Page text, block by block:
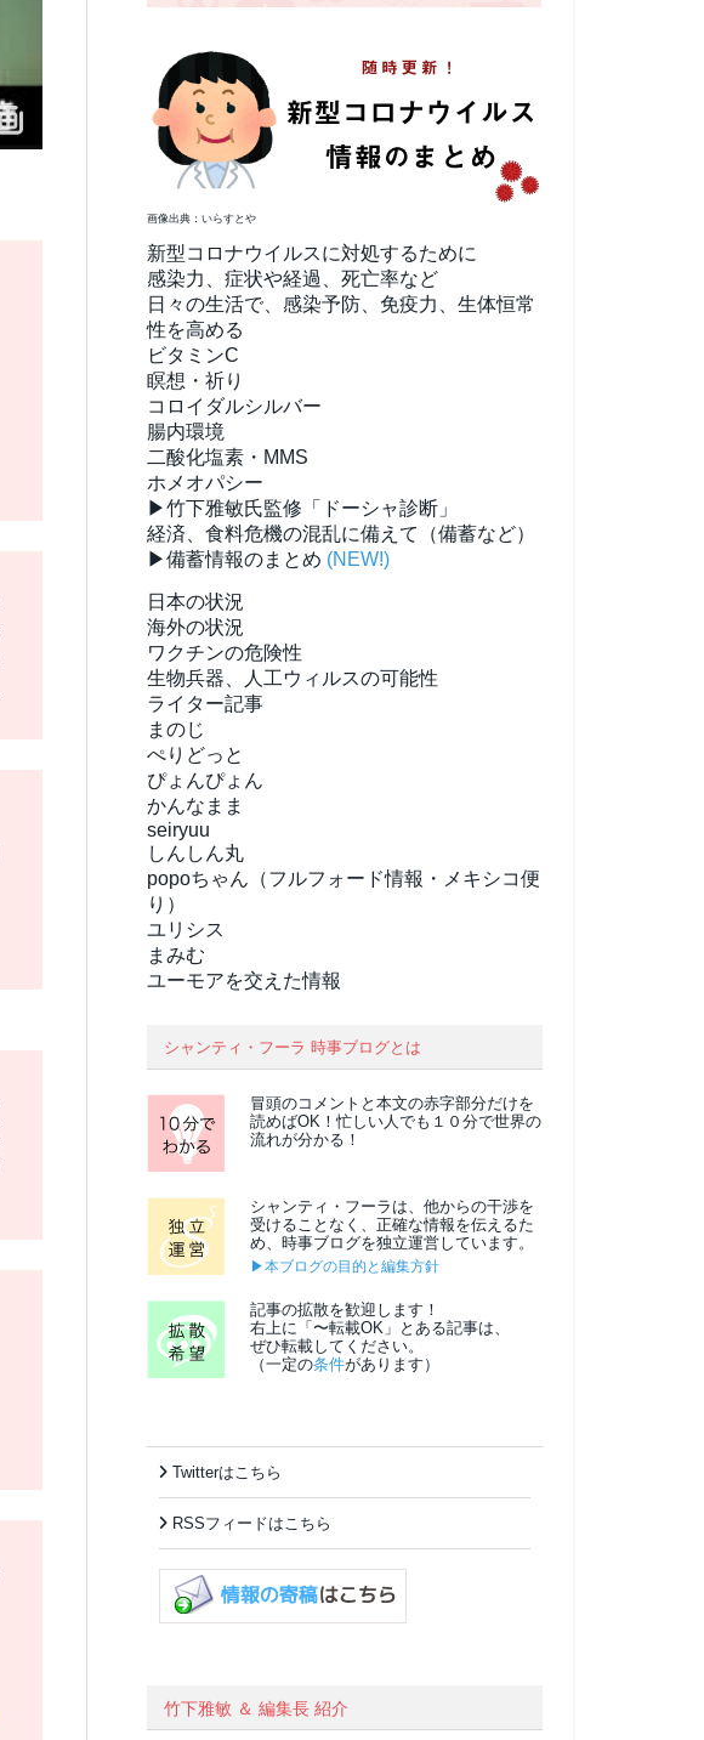
画像出典：いらすとや
新型コロナウイルスに対処するために
感染力、症状や経過、死亡率など
日々の生活で、感染予防、免疫力、生体恒常
性を高める
ビタミンC
瞑想・祈り
コロイダルシルバー
腸内環境
二酸化塩素・MMS
ホメオパシー
▶竹下雅敏氏監修「ドーシャ診断」
経済、食料危機の混乱に備えて（備蓄など）
▶備蓄情報のまとめ (NEW!)
日本の状況
海外の状況
ワクチンの危険性
生物兵器、人工ウィルスの可能性
ライター記事
まのじ
ぺりどっと
ぴょんぴょん
かんなまま
seiryuu
しんしん丸
popoちゃん（フルフォード情報・メキシコ便
り）
ユリシス
まみむ
ユーモアを交えた情報
シャンティ・フーラ 時事ブログとは
冒頭のコメントと本文の赤字部分だけを
読めばOK！忙しい人でも１０分で世界の
流れが分かる！
シャンティ・フーラは、他からの干渉を
受けることなく、正確な情報を伝えるた
め、時事ブログを独立運営しています。
▶本ブログの目的と編集方針
記事の拡散を歓迎します！
右上に「〜転載OK」とある記事は、
ぜひ転載してください。
（一定の条件があります）
Twitterはこちら
RSSフィードはこちら
竹下雅敏 ＆ 編集長 紹介